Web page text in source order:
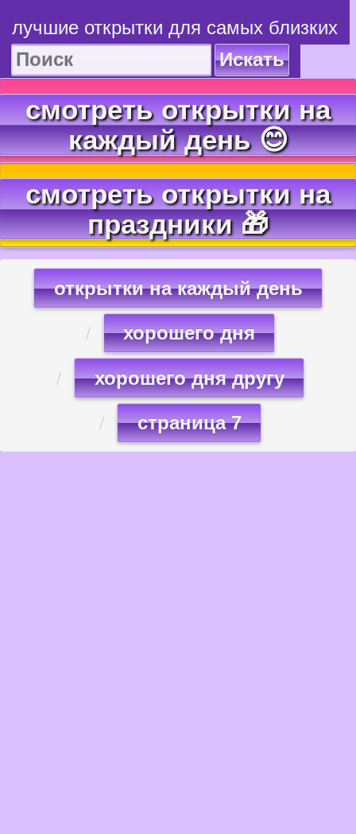
лучшие открытки для самых близких
Искать
смотреть открытки на
каждый день 😊
смотреть открытки на
праздники 🎁
открытки на каждый день
хорошего дня
хорошего дня другу
страница 7